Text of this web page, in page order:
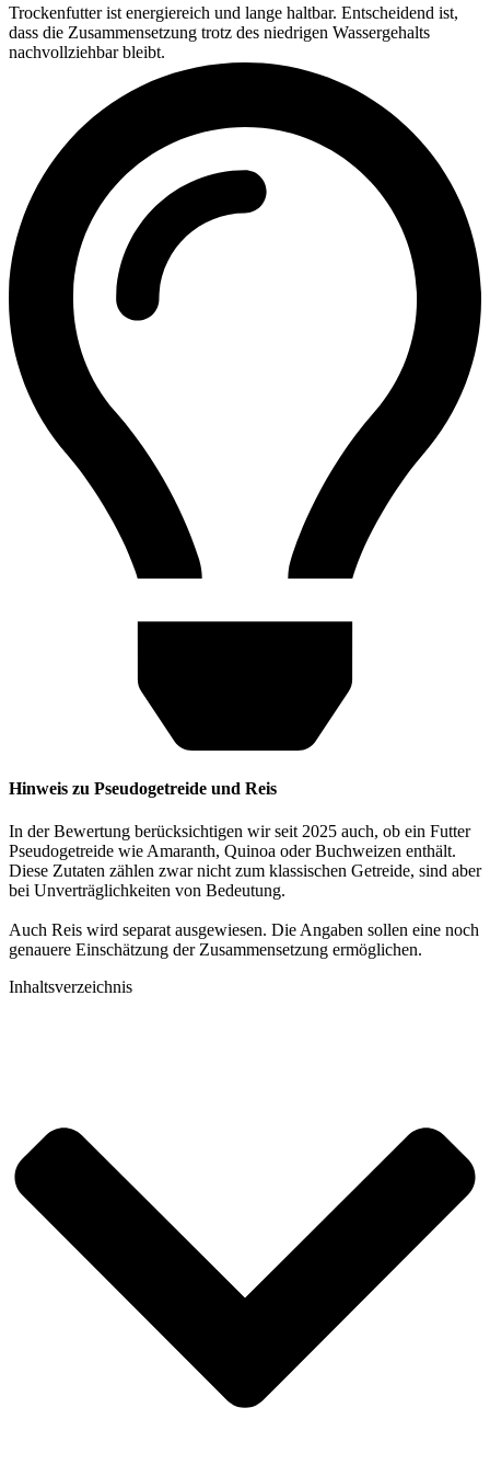
Trockenfutter ist energiereich und lange haltbar. Entscheidend ist,
dass die Zusammensetzung trotz des niedrigen Wassergehalts
nachvollziehbar bleibt.
Hinweis zu Pseudogetreide und Reis
In der Bewertung berücksichtigen wir seit 2025 auch, ob ein Futter
Pseudogetreide wie Amaranth, Quinoa oder Buchweizen enthält.
Diese Zutaten zählen zwar nicht zum klassischen Getreide, sind aber
bei Unverträglichkeiten von Bedeutung.
Auch Reis wird separat ausgewiesen. Die Angaben sollen eine noch
genauere Einschätzung der Zusammensetzung ermöglichen.
Inhaltsverzeichnis​